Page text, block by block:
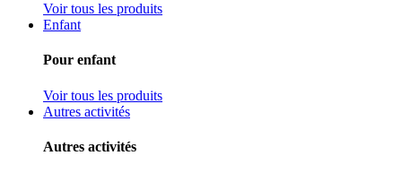
Voir tous les produits
Enfant
Pour enfant
Voir tous les produits
Autres activités
Autres activités